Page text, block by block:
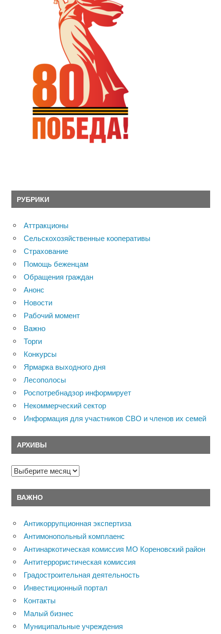
РУБРИКИ
Аттракционы
Сельскохозяйственные кооперативы
Страхование
Помощь беженцам
Обращения граждан
Анонс
Новости
Рабочий момент
Важно
Торги
Конкурсы
Ярмарка выходного дня
Лесополосы
Роспотребнадзор информирует
Некоммерческий сектор
Информация для участников СВО и членов их семей
АРХИВЫ
Архивы
ВАЖНО
Антикоррупционная экспертиза
Антимонопольный комплаенс
Антинаркотическая комиссия МО Кореновский район
Антитеррористическая комиссия
Градостроительная деятельность
Инвестиционный портал
Контакты
Малый бизнес
Муниципальные учреждения